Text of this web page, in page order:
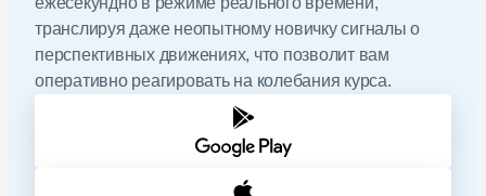
транслируя даже неопытному новичку сигналы о
перспективных движениях, что позволит вам
оперативно реагировать на колебания курса.